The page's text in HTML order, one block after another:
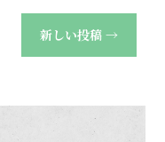
新しい投稿 →